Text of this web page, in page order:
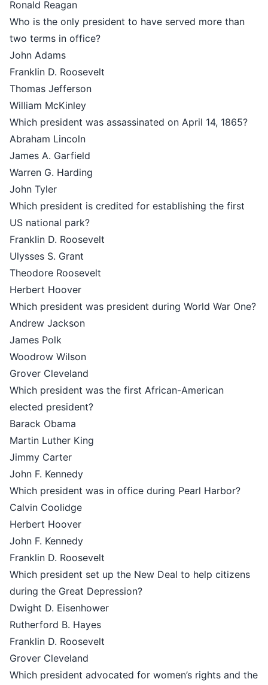
Ronald Reagan
Who is the only president to have served more than
two terms in office?
John Adams
Franklin D. Roosevelt
Thomas Jefferson
William McKinley
Which president was assassinated on April 14, 1865?
Abraham Lincoln
James A. Garfield
Warren G. Harding
John Tyler
Which president is credited for establishing the first
US national park?
Franklin D. Roosevelt
Ulysses S. Grant
Theodore Roosevelt
Herbert Hoover
Which president was president during World War One?
Andrew Jackson
James Polk
Woodrow Wilson
Grover Cleveland
Which president was the first African-American
elected president?
Barack Obama
Martin Luther King
Jimmy Carter
John F. Kennedy
Which president was in office during Pearl Harbor?
Calvin Coolidge
Herbert Hoover
John F. Kennedy
Franklin D. Roosevelt
Which president set up the New Deal to help citizens
during the Great Depression?
Dwight D. Eisenhower
Rutherford B. Hayes
Franklin D. Roosevelt
Grover Cleveland
Which president advocated for women’s rights and the